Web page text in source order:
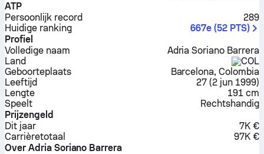
ATP
Persoonlijk record
289
Huidige ranking
667e (52 PTS)
Profiel
Volledige naam
Adria Soriano Barrera
Land
COL
Geboorteplaats
Barcelona, Colombia
Leeftijd
27 (2 jun 1999)
Lengte
191 cm
Speelt
Rechtshandig
Prijzengeld
Dit jaar
7K €
Carrière­totaal
97K €
Over Adria Soriano Barrera